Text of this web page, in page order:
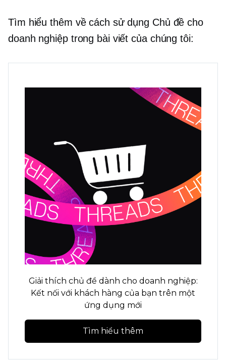
Tìm hiểu thêm về cách sử dụng Chủ đề cho
doanh nghiệp trong bài viết của chúng tôi:
Giải thích chủ đề dành cho doanh nghiệp:
Kết nối với khách hàng của bạn trên một
ứng dụng mới
Tìm hiểu thêm